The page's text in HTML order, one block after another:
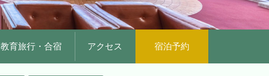
教育旅行・合宿 アクセス 宿泊予約